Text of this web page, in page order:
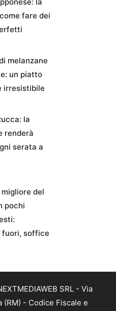
fare dei
melanzane
un piatto
irresistibile
la
renderà
serata a
del
pochi
soffice
SRL - Via
(RM) - Codice Fiscale e